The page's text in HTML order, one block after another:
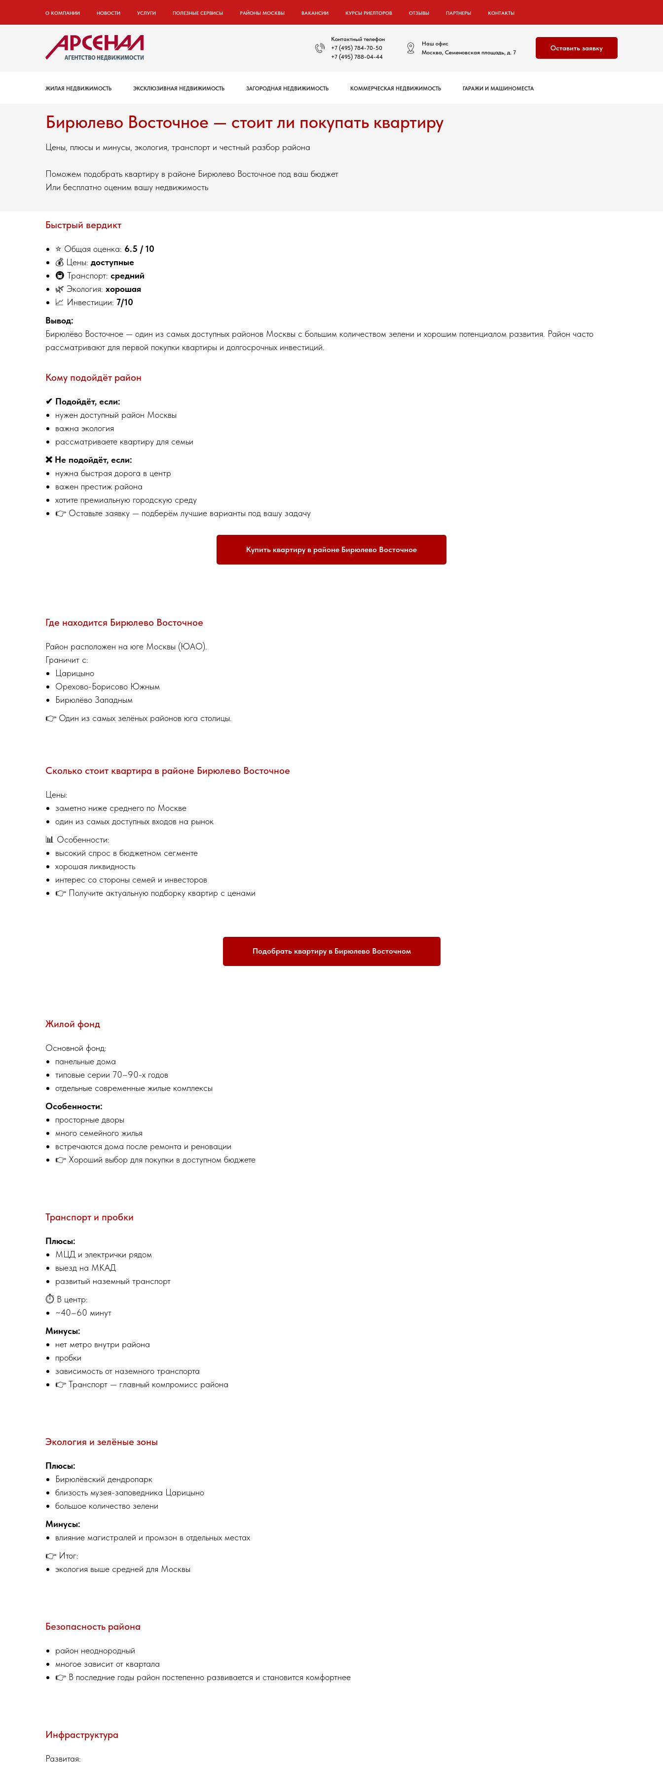
О КОМПАНИИ НОВОСТИ УСЛУГИ ПОЛЕЗНЫЕ СЕРВИСЫ РАЙОНЫ МОСКВЫ ВАКАНСИИ КУРСЫ РИЕЛТОРОВ ОТЗЫВЫ ПАРТНЕРЫ КОНТАКТЫ
Контактный телефон
+7 (495) 784-70-50
+7 (495) 788-04-44
Наш офис
Москва, Семеновская площадь, д. 7
Оставить заявку
ЖИЛАЯ НЕДВИЖИМОСТЬ ЭКСКЛЮЗИВНАЯ НЕДВИЖИМОСТЬ ЗАГОРОДНАЯ НЕДВИЖИМОСТЬ КОММЕРЧЕСКАЯ НЕДВИЖИМОСТЬ ГАРАЖИ И МАШИНОМЕСТА
Бирюлево Восточное — стоит ли покупать квартиру
Цены, плюсы и минусы, экология, транспорт и честный разбор района
Поможем подобрать квартиру в районе Бирюлево Восточное под ваш бюджет
Или бесплатно оценим вашу недвижимость
Быстрый вердикт
⭐ Общая оценка: 6.5 / 10
💰 Цены: доступные
🚇 Транспорт: средний
🌿 Экология: хорошая
📈 Инвестиции: 7/10
Вывод:
Бирюлёво Восточное — один из самых доступных районов Москвы с большим количеством зелени и хорошим потенциалом развития. Район часто
рассматривают для первой покупки квартиры и долгосрочных инвестиций.
Кому подойдёт район
✔ Подойдёт, если:
нужен доступный район Москвы
важна экология
рассматриваете квартиру для семьи
❌ Не подойдёт, если:
нужна быстрая дорога в центр
важен престиж района
хотите премиальную городскую среду
👉 Оставьте заявку — подберём лучшие варианты под вашу задачу
Купить квартиру в районе Бирюлево Восточное
Где находится Бирюлево Восточное
Район расположен на юге Москвы (ЮАО).
Граничит с:
Царицыно
Орехово-Борисово Южным
Бирюлёво Западным
👉 Один из самых зелёных районов юга столицы.
Сколько стоит квартира в районе Бирюлево Восточное
Цены:
заметно ниже среднего по Москве
один из самых доступных входов на рынок
📊 Особенности:
высокий спрос в бюджетном сегменте
хорошая ликвидность
интерес со стороны семей и инвесторов
👉 Получите актуальную подборку квартир с ценами
Подобрать квартиру в Бирюлево Восточном
Жилой фонд
Основной фонд:
панельные дома
типовые серии 70–90-х годов
отдельные современные жилые комплексы
Особенности:
просторные дворы
много семейного жилья
встречаются дома после ремонта и реновации
👉 Хороший выбор для покупки в доступном бюджете
Транспорт и пробки
Плюсы:
МЦД и электрички рядом
выезд на МКАД
развитый наземный транспорт
⏱️ В центр:
~40–60 минут
Минусы:
нет метро внутри района
пробки
зависимость от наземного транспорта
👉 Транспорт — главный компромисс района
Экология и зелёные зоны
Плюсы:
Бирюлёвский дендропарк
близость музея-заповедника Царицыно
большое количество зелени
Минусы:
влияние магистралей и промзон в отдельных местах
👉 Итог:
экология выше средней для Москвы
Безопасность района
район неоднородный
многое зависит от квартала
👉 В последние годы район постепенно развивается и становится комфортнее
Инфраструктура
Развитая: